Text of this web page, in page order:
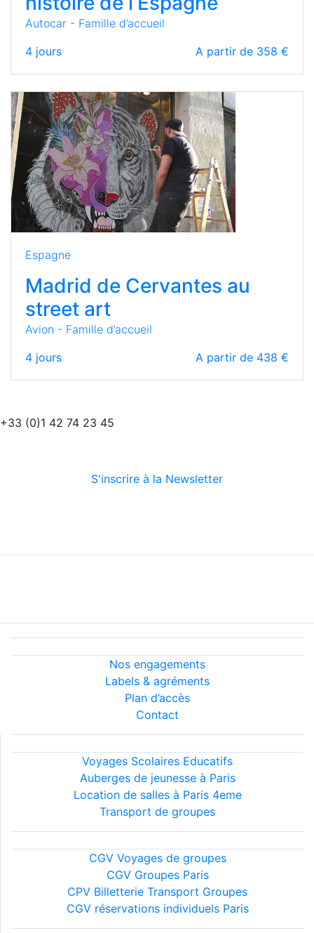
Autocar - Famille d’accueil
4 jours A partir de 358 €
Espagne
Madrid de Cervantes au
street art
Avion - Famille d’accueil
4 jours A partir de 438 €
+33 (0)1 42 74 23 45
S'inscrire à la Newsletter
Nos engagements
Labels & agréments
Plan d’accès
Contact
Voyages Scolaires Educatifs
Auberges de jeunesse à Paris
Location de salles à Paris 4eme
Transport de groupes
CGV Voyages de groupes
CGV Groupes Paris
CPV Billetterie Transport Groupes
CGV réservations individuels Paris